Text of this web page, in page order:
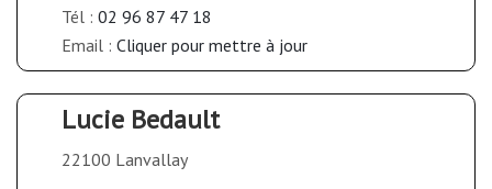
Tél : 02 96 87 47 18
Email : Cliquer pour mettre à jour
Lucie Bedault
22100 Lanvallay